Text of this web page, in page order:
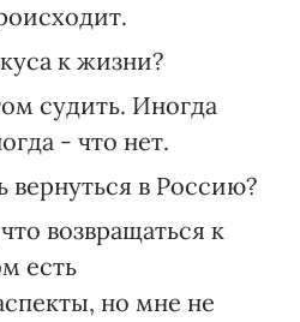
к жизни?
судить. Иногда
- что нет.
вернуться в Россию?
возвращаться к
есть
но мне не